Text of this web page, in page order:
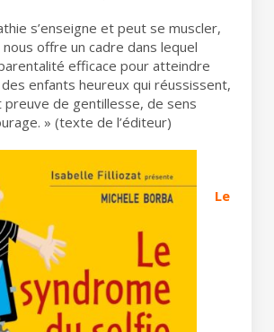
s’enseigne et peut se muscler,
offre un cadre dans lequel
efficace pour atteindre
enfants heureux qui réussissent,
de gentillesse, de sens
» (texte de l’éditeur)
Le